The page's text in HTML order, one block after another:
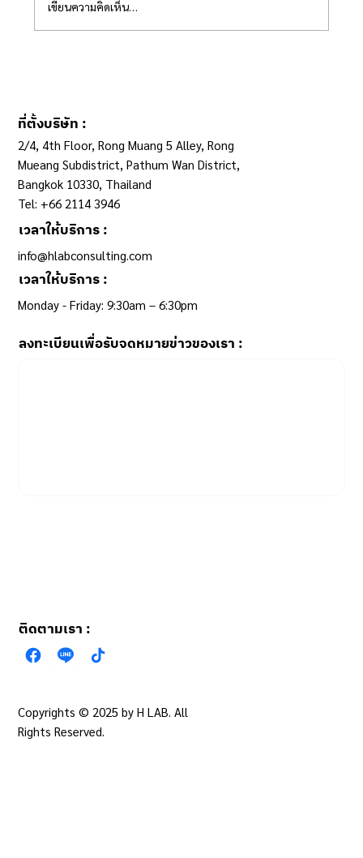
เขียนความคิดเห็น…
ติดตามเรา :
ที่ตั้งบริษัท :
2/4, 4th Floor, Rong Muang 5 Alley, Rong
Mueang Subdistrict, Pathum Wan District,
Bangkok 10330, Thailand
Tel: +66 2114 3946
เวลาให้บริการ :
info@hlabconsulting.com
เวลาให้บริการ :
Monday - Friday: 9:30am – 6:30pm ​
ลงทะเบียนเพื่อรับจดหมายข่าวของเรา :
Copyrights © 2025 by H LAB. All
Rights Reserved.